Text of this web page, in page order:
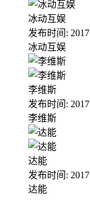
冰动互娱
发布时间: 2017
冰动互娱
李维斯
发布时间: 2017
李维斯
达能
发布时间: 2017
达能